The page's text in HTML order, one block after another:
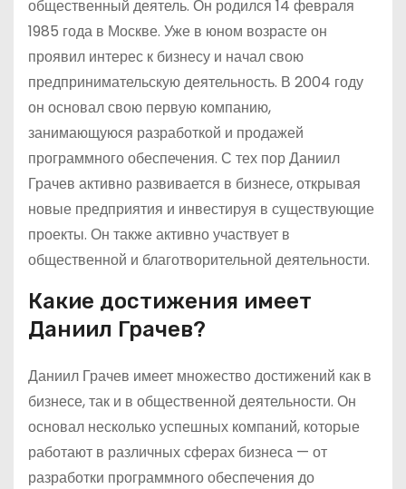
общественный деятель. Он родился 14 февраля
1985 года в Москве. Уже в юном возрасте он
проявил интерес к бизнесу и начал свою
предпринимательскую деятельность. В 2004 году
он основал свою первую компанию,
занимающуюся разработкой и продажей
программного обеспечения. С тех пор Даниил
Грачев активно развивается в бизнесе, открывая
новые предприятия и инвестируя в существующие
проекты. Он также активно участвует в
общественной и благотворительной деятельности.
Какие достижения имеет
Даниил Грачев?
Даниил Грачев имеет множество достижений как в
бизнесе, так и в общественной деятельности. Он
основал несколько успешных компаний, которые
работают в различных сферах бизнеса — от
разработки программного обеспечения до